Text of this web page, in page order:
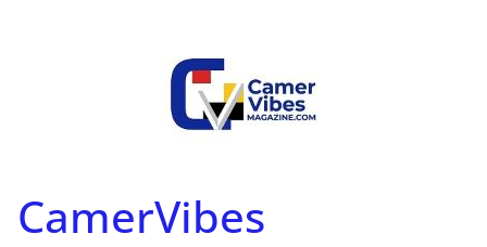
CamerVibes